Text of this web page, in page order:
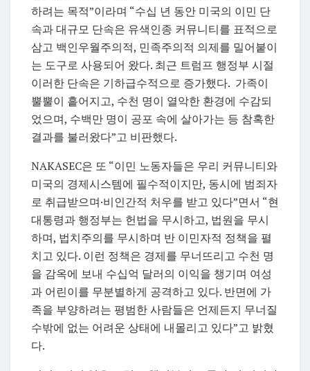
하려는 목적”이라며 “수십 년 동안 미국의 이민 단
속과 대규모 단속은 유색인종 커뮤니티를 표적으로
삼고 백인우월주의적, 민족주의적 의제를 밀어붙이
는 도구로 사용되어 왔다. 최근 트럼프 행정부 시절
이러한 단속은 기하급수적으로 증가했다. 가족이
뿔뿔이 흩어지고, 수천 명이 열악한 환경에 수감되
었으며, 수백만 명이 공포 속에 살아가는 등 참혹한
결과를 불러왔다”고 비판했다.
NAKASEC은 또 “이민 노동자들은 우리 커뮤니티와
미국의 경제시스템에 필수적이지만, 동시에 범죄자
로 취급받으며·비인간적 처우를 받고 있다”면서 “현
대통령과 행정부는 헌법을 무시하고, 법원을 무시
하며, 법치주의를 무시하며 반 이민자적 정책을 펼
치고 있다. 이런 정책은 경제를 무너뜨리고 수천 명
을 감옥에 보내 수십억 달러의 이익을 챙기며 여성
과 어린이를 무분별하게 공격하고 있다. 반면에 가
족을 부양하려는 평범한 사람들은 언제든지 무너질
수밖에 없는 어려운 상태에 내몰리고 있다”고 밝혔
다.